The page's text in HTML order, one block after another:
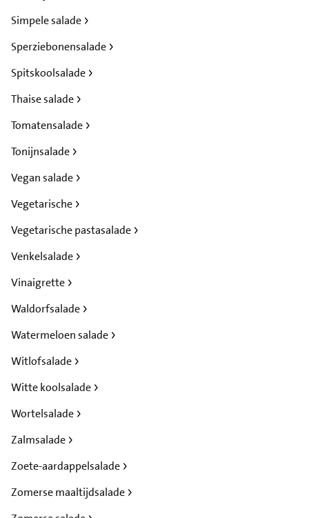
Simpele salade
Sperziebonensalade
Spitskoolsalade
Thaise salade
Tomatensalade
Tonijnsalade
Vegan salade
Vegetarische
Vegetarische pastasalade
Venkelsalade
Vinaigrette
Waldorfsalade
Watermeloen salade
Witlofsalade
Witte koolsalade
Wortelsalade
Zalmsalade
Zoete-aardappelsalade
Zomerse maaltijdsalade